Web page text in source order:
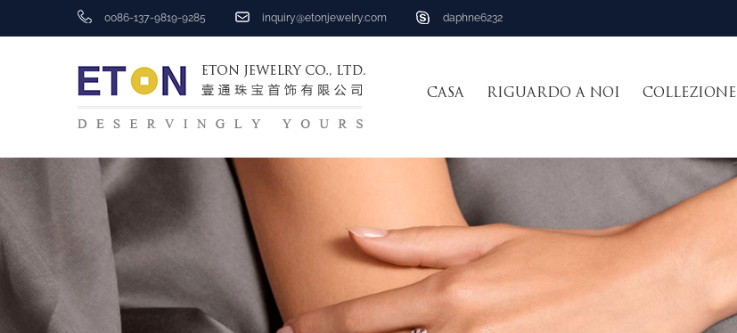
0086-137-9819-9285 inquiry@etonjewelry.com daphne6232
CASA RIGUARDO A NOI COLLEZIONE